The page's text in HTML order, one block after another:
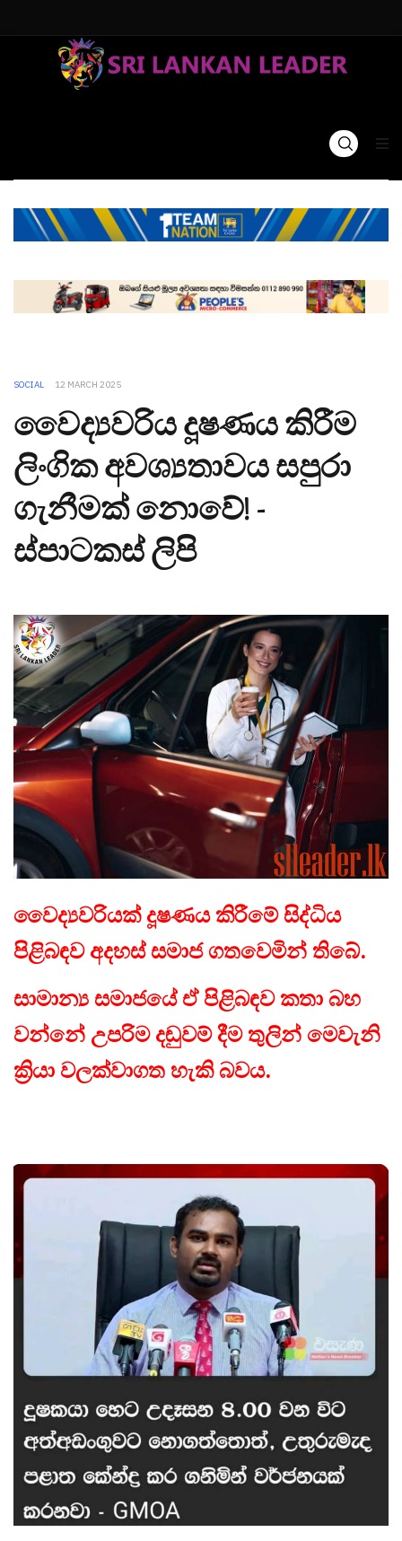
SOCIAL 12 MARCH 2025
වෛද්‍යවරිය දූෂණය කිරීම
ලිංගික අවශ්‍යතාවය සපුරා
ගැනීමක් නොවේ! -
ස්පාටකස් ලිපි
වෛද්‍යවරියක් දූෂණය කිරීමේ සිද්ධිය
පිළිබඳව අදහස් සමාජ ගතවෙමින් තිබේ.
සාමාන්‍ය සමාජයේ ඒ පිළිබඳව කතා බහ
වන්නේ උපරිම දඬුවම් දීම තුලින් මෙවැනි
ක්‍රියා වලක්වාගත හැකි බවය.